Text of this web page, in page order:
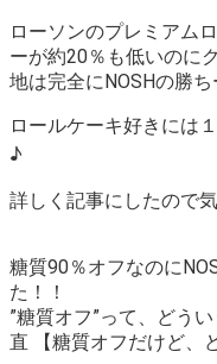
ローソンのプレミアム
ーが約20％も低いのに
地は完全にNOSHの勝ち
ロールケーキ好きには
♪
詳しく記事にしたので
糖質90％オフなのに
た！！
”糖質オフ”って、どう
直 【糖質オフだけど、